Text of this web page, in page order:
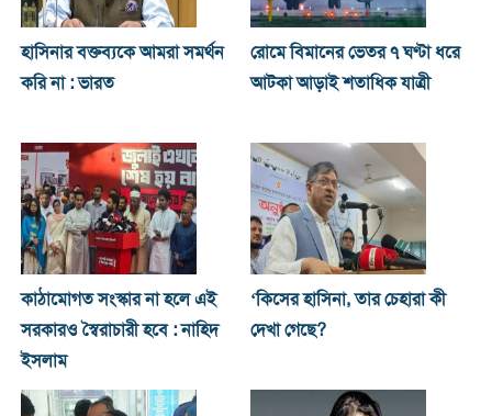
হাসিনার বক্তব্যকে আমরা সমর্থন
করি না : ভারত
রোমে বিমানের ভেতর ৭ ঘণ্টা ধরে
আটকা আড়াই শতাধিক যাত্রী
কাঠামোগত সংস্কার না হলে এই
সরকারও স্বৈরাচারী হবে : নাহিদ
ইসলাম
‘কিসের হাসিনা, তার চেহারা কী
দেখা গেছে?